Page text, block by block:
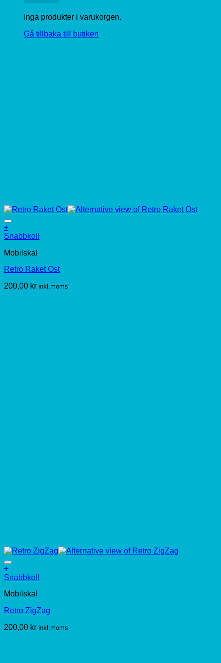
Inga produkter i varukorgen.
Gå tillbaka till butiken
+
Den
produkten
flera
De
Snabbkoll
Mobilskal
Retro Raket Ost
200,00 kr inkl.moms
+
Den
produkten
flera
De
Snabbkoll
Mobilskal
Retro ZigZag
200,00 kr inkl.moms